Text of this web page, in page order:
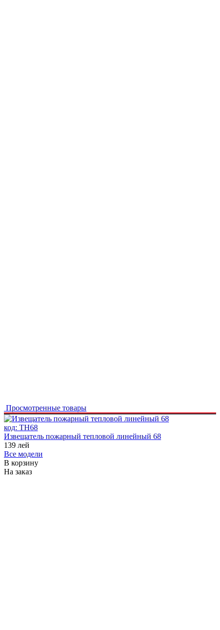
Просмотренные товары
код: ТH68
Извещатель пожарный тепловой линейный 68
139 лей
Все модели
В корзину
На заказ